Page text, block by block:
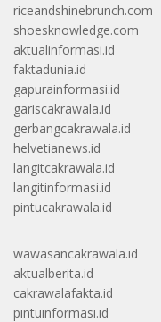
riceandshinebrunch.com
shoesknowledge.com
aktualinformasi.id
faktadunia.id
gapurainformasi.id
gariscakrawala.id
gerbangcakrawala.id
helvetianews.id
langitcakrawala.id
langitinformasi.id
pintucakrawala.id
wawasancakrawala.id
aktualberita.id
cakrawalafakta.id
pintuinformasi.id